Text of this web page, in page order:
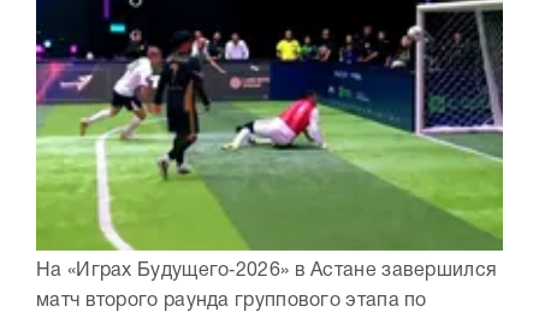
На «Играх Будущего‑2026» в Астане завершился
матч второго раунда группового этапа по